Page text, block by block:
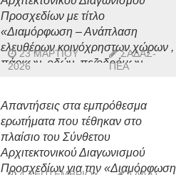
Προσχεδίων με τίτλο
«Διαμόρφωση – Ανάπλαση
ελευθέρων κοινόχρηστων χώρων ,
πάρκων, οδών, πεζοδρόμων,
23 ΜΑΡΤΊΟΥ
2026
ΣΑΔΑΣ-
ΠΕΑ
Απαντήσεις στα εμπρόθεσμα
ερωτήματα που τέθηκαν στο
πλαίσιο του Σύνθετου
Αρχιτεκτονικού Διαγωνισμού
Προσχεδίων για την «Διαμόρφωση